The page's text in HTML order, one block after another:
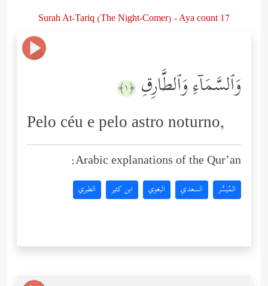
Surah At-Tariq (The Night-Comer) - Aya count 17
وَٱلسَّمَاۤءِ وَٱلطَّارِقِ ﴿١﴾
Pelo céu e pelo astro noturno,
Arabic explanations of the Qur’an:
المُيسَّر السعدي البغوي ابن كثير الطبري